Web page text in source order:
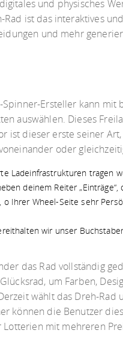
und physisches
ist das interaktives
und mehr
Ersteller kann
auswählen. Dieses
ist dieser erste seiner
oder
Ladeinfrastrukturen tragen
deinem Reiter
Ihrer Wheel-Seite sehr
wir unser
das Rad vollständig
um Farben,
wählt das Dreh-
können die Benutzer
mit mehreren